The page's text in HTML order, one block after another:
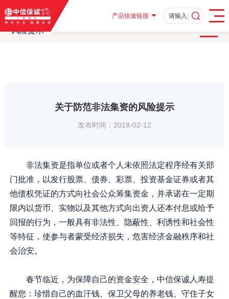
产品快速链接
风险提示 关于防范非法集资的风险提示
风险提示
关于防范非法集资的风险提示
发布时间：2018-02-12
非法集资是指单位或者个人未依照法定程序经有关部
门批准，以发行股票、债券、彩票、投资基金证券或者其
他债权凭证的方式向社会公众筹集资金，并承诺在一定期
限内以货币、实物以及其他方式向出资人还本付息或给予
回报的行为，一般具有非法性、隐蔽性、利诱性和社会性
等特征，使参与者蒙受经济损失，危害经济金融秩序和社
会治安。
春节临近，为保障自己的资金安全，中信保诚人寿提
醒您：珍惜自己的血汗钱、保卫父母的养老钱、守住子女